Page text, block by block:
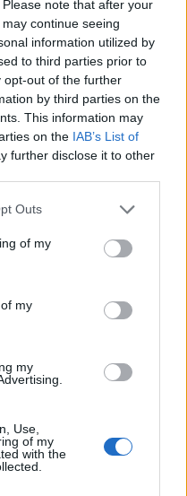
note that after your
continue seeing
information utilized by
to third parties prior to
opt-out of the further
by third parties on the
This information may
on the IAB’s List of
further disclose it to other
Outs
of my
my
my
Use,
of my
with the
2026